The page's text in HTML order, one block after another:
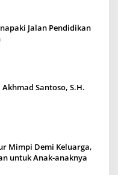
Jalan Pendidikan
Santoso, S.H.
Mimpi Demi Keluarga,
untuk Anak-anaknya